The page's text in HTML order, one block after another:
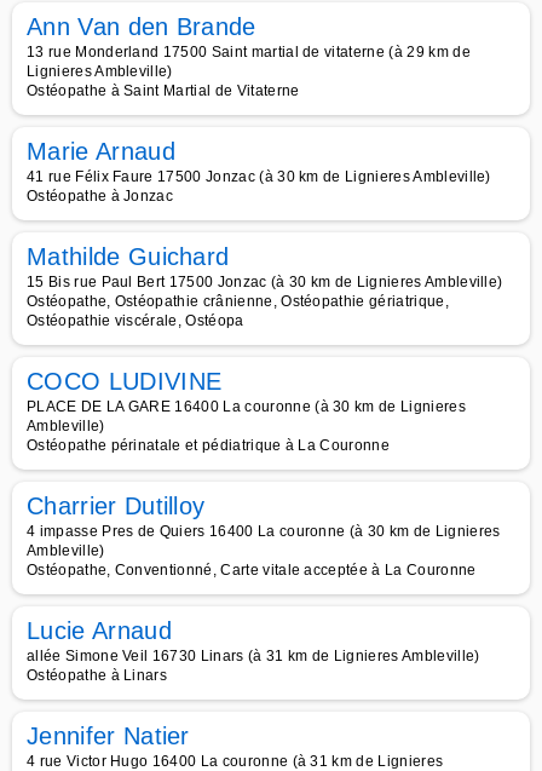
Ann Van den Brande
13 rue Monderland 17500 Saint martial de vitaterne (à 29 km de
Lignieres Ambleville)
Ostéopathe à Saint Martial de Vitaterne
Marie Arnaud
41 rue Félix Faure 17500 Jonzac (à 30 km de Lignieres Ambleville)
Ostéopathe à Jonzac
Mathilde Guichard
15 Bis rue Paul Bert 17500 Jonzac (à 30 km de Lignieres Ambleville)
Ostéopathe, Ostéopathie crânienne, Ostéopathie gériatrique,
Ostéopathie viscérale, Ostéopa
COCO LUDIVINE
PLACE DE LA GARE 16400 La couronne (à 30 km de Lignieres
Ambleville)
Ostéopathe périnatale et pédiatrique à La Couronne
Charrier Dutilloy
4 impasse Pres de Quiers 16400 La couronne (à 30 km de Lignieres
Ambleville)
Ostéopathe, Conventionné, Carte vitale acceptée à La Couronne
Lucie Arnaud
allée Simone Veil 16730 Linars (à 31 km de Lignieres Ambleville)
Ostéopathe à Linars
Jennifer Natier
4 rue Victor Hugo 16400 La couronne (à 31 km de Lignieres